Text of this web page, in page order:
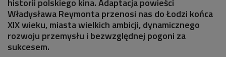
historii polskiego kina. Adaptacja powieści
Władysława Reymonta przenosi nas do Łodzi końca
XIX wieku, miasta wielkich ambicji, dynamicznego
rozwoju przemysłu i bezwzględnej pogoni za
sukcesem.